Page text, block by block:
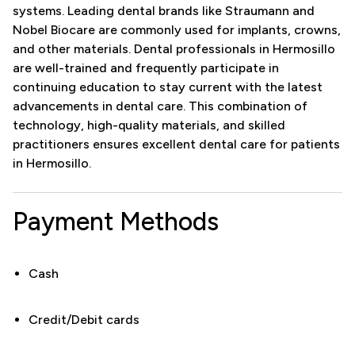
systems. Leading dental brands like Straumann and
Nobel Biocare are commonly used for implants, crowns,
and other materials. Dental professionals in Hermosillo
are well-trained and frequently participate in
continuing education to stay current with the latest
advancements in dental care. This combination of
technology, high-quality materials, and skilled
practitioners ensures excellent dental care for patients
in Hermosillo.
Payment Methods
Cash
Credit/Debit cards